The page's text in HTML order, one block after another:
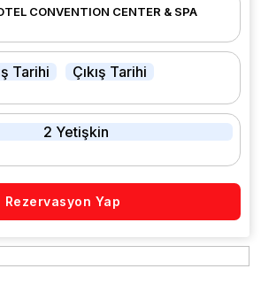
Tarihi Çıkış Tarihi
2 Yetişkin
Rezervasyon Yap